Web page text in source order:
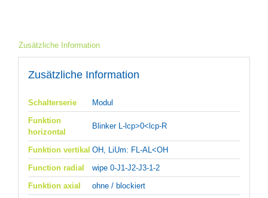
Zusätzliche Information
Zusätzliche Information
Schalterserie
Modul
Funktion
horizontal
Blinker L-lcp>0<lcp-R
Funktion vertikal OH, LiUm: FL-AL<OH
Function radial
wipe 0-J1-J2-J3-1-2
Funktion axial
ohne / blockiert